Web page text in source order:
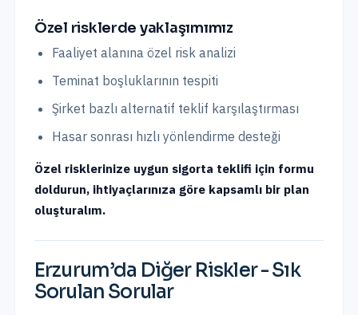
Özel risklerde yaklaşımımız
Faaliyet alanına özel risk analizi
Teminat boşluklarının tespiti
Şirket bazlı alternatif teklif karşılaştırması
Hasar sonrası hızlı yönlendirme desteği
Özel risklerinize uygun sigorta teklifi için formu
doldurun, ihtiyaçlarınıza göre kapsamlı bir plan
oluşturalım.
Erzurum’da Diğer Riskler- Sık
Sorulan Sorular